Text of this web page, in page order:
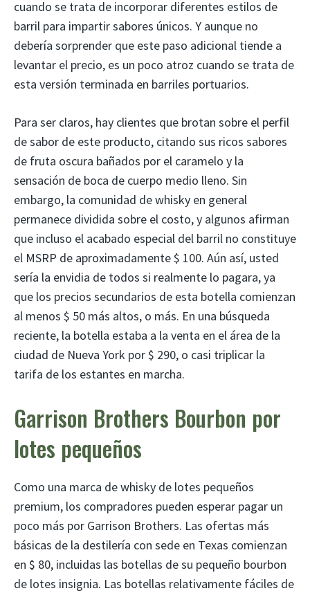
cuando se trata de incorporar diferentes estilos de
barril para impartir sabores únicos. Y aunque no
debería sorprender que este paso adicional tiende a
levantar el precio, es un poco atroz cuando se trata de
esta versión terminada en barriles portuarios.
Para ser claros, hay clientes que brotan sobre el perfil
de sabor de este producto, citando sus ricos sabores
de fruta oscura bañados por el caramelo y la
sensación de boca de cuerpo medio lleno. Sin
embargo, la comunidad de whisky en general
permanece dividida sobre el costo, y algunos afirman
que incluso el acabado especial del barril no constituye
el MSRP de aproximadamente $ 100. Aún así, usted
sería la envidia de todos si realmente lo pagara, ya
que los precios secundarios de esta botella comienzan
al menos $ 50 más altos, o más. En una búsqueda
reciente, la botella estaba a la venta en el área de la
ciudad de Nueva York por $ 290, o casi triplicar la
tarifa de los estantes en marcha.
Garrison Brothers Bourbon por
lotes pequeños
Como una marca de whisky de lotes pequeños
premium, los compradores pueden esperar pagar un
poco más por Garrison Brothers. Las ofertas más
básicas de la destilería con sede en Texas comienzan
en $ 80, incluidas las botellas de su pequeño bourbon
de lotes insignia. Las botellas relativamente fáciles de